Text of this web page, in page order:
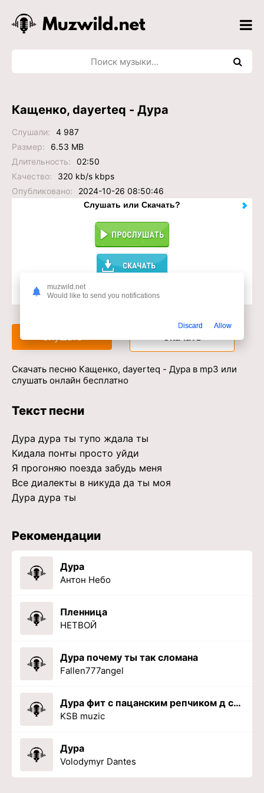
Кащенко, dayerteq - Дура
Слушали:
4 987
Размер:
6.53 MB
Длительность:
02:50
Качество:
320 kb/s kbps
Опубликовано:
2024-10-26 08:50:46
Слушать или Скачать?
Доступ к музыкальному сервису
Слушать Скачать
Скачать песню Кащенко, dayerteq - Дура в mp3 или
слушать онлайн бесплатно
Текст песни
Дура дура ты тупо ждала ты
Кидала понты просто уйди
Я прогоняю поезда забудь меня
Все диалекты в никуда да ты моя
Дура дура ты
Рекомендации
Дура
Антон Небо
Пленница
НЕТВОЙ
Дура почему ты так сломана
Fallen777angel
Дура фит с пацанским репчиком д слез
KSB muziс
Дура
Volodymyr Dantes
muzwild.net
Would like to send you notifications
Discard Allow